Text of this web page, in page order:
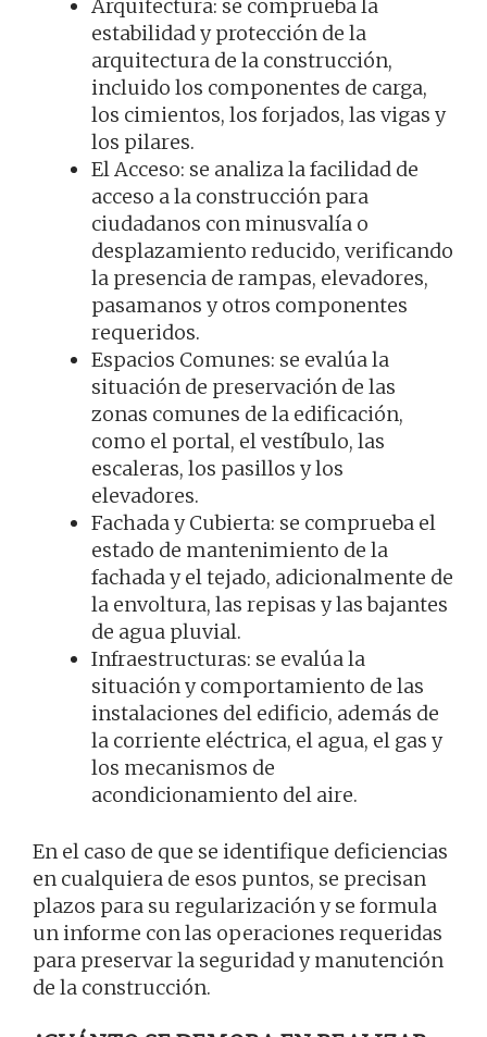
Arquitectura: se comprueba la
estabilidad y protección de la
arquitectura de la construcción,
incluido los componentes de carga,
los cimientos, los forjados, las vigas y
los pilares.
El Acceso: se analiza la facilidad de
acceso a la construcción para
ciudadanos con minusvalía o
desplazamiento reducido, verificando
la presencia de rampas, elevadores,
pasamanos y otros componentes
requeridos.
Espacios Comunes: se evalúa la
situación de preservación de las
zonas comunes de la edificación,
como el portal, el vestíbulo, las
escaleras, los pasillos y los
elevadores.
Fachada y Cubierta: se comprueba el
estado de mantenimiento de la
fachada y el tejado, adicionalmente de
la envoltura, las repisas y las bajantes
de agua pluvial.
Infraestructuras: se evalúa la
situación y comportamiento de las
instalaciones del edificio, además de
la corriente eléctrica, el agua, el gas y
los mecanismos de
acondicionamiento del aire.
En el caso de que se identifique deficiencias
en cualquiera de esos puntos, se precisan
plazos para su regularización y se formula
un informe con las operaciones requeridas
para preservar la seguridad y manutención
de la construcción.